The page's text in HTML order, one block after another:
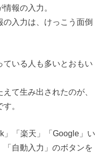
報の入力。
入力は、けっこう面倒
いる人も多いとおもい
て生み出されたのが、
。
」「楽天」「Google」い
自動入力」のボタンを